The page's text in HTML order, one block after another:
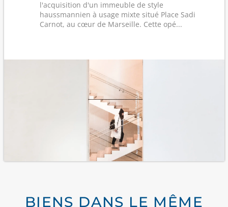
l'acquisition d'un immeuble de style
haussmannien à usage mixte situé Place Sadi
Carnot, au cœur de Marseille. Cette opé...
BIENS DANS LE MÊME